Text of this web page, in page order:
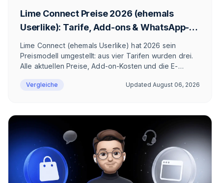
Lime Connect Preise 2026 (ehemals
Userlike): Tarife, Add-ons & WhatsApp-
Kosten
Lime Connect (ehemals Userlike) hat 2026 sein
Preismodell umgestellt: aus vier Tarifen wurden drei.
Alle aktuellen Preise, Add-on-Kosten und die E-
Vergleiche Updated August 06, 2026